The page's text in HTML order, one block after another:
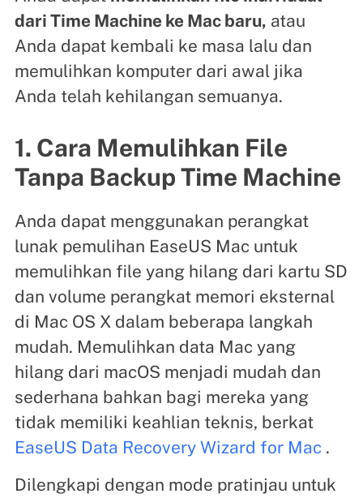
dari Time Machine ke Mac baru, atau
Anda dapat kembali ke masa lalu dan
memulihkan komputer dari awal jika
Anda telah kehilangan semuanya.
1. Cara Memulihkan File
Tanpa Backup Time Machine
Anda dapat menggunakan perangkat
lunak pemulihan EaseUS Mac untuk
memulihkan file yang hilang dari kartu SD
dan volume perangkat memori eksternal
di Mac OS X dalam beberapa langkah
mudah. Memulihkan data Mac yang
hilang dari macOS menjadi mudah dan
sederhana bahkan bagi mereka yang
tidak memiliki keahlian teknis, berkat
EaseUS Data Recovery Wizard for Mac.
Dilengkapi dengan mode pratinjau untuk